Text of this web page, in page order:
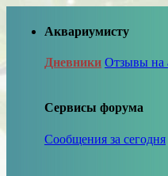
Аквариумисту
Дневники Отзывы на
Сервисы форума
Сообщения за сегодня